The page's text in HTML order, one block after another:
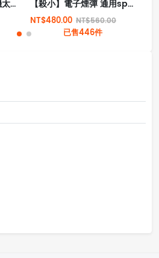
SHAXIAO殺小方形主機太極主機方形霧化桿 【殺小】電子煙彈 通用sp2s lana relx一代 殺小煙彈 殺小霧化倉
NT$480.00 NT$560.00
已售446件